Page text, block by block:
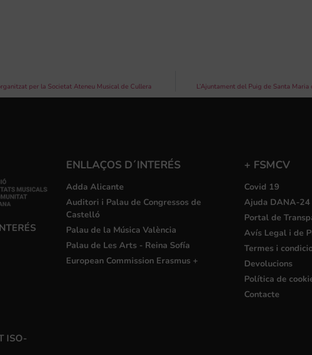
per la Societat Ateneu Musical de Cullera L’Ajuntament del Puig de Santa
ISO-
ENLLAÇOS D´INTERÉS
Adda Alicante
Auditori i Palau de Congressos de
Castelló
Palau de la Música València
Palau de Les Arts - Reina Sofía
European Commission Erasmus +
+ FSMCV
Covid 19
Ajuda DANA-24
Portal de
Avís Legal i de
Termes i
Devolucions
Política de
Contacte